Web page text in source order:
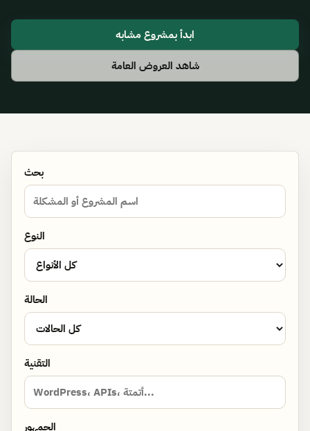
ابدأ بمشروع مشابه
شاهد العروض العامة
بحث
النوع
الحالة
التقنية
الجمهور